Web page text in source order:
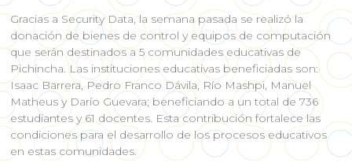
Gracias a Security Data, la semana pasada se realizó la
donación de bienes de control y equipos de computación
que serán destinados a 5 comunidades educativas de
Pichincha. Las instituciones educativas beneficiadas son:
Isaac Barrera, Pedro Franco Dávila, Río Mashpi, Manuel
Matheus y Darío Guevara; beneficiando a un total de 736
estudiantes y 61 docentes. Esta contribución fortalece las
condiciones para el desarrollo de los procesos educativos
en estas comunidades.